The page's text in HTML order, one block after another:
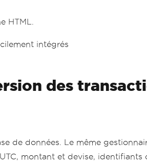
HTML.
intégrés
des
de données. Le même
montant et devise,